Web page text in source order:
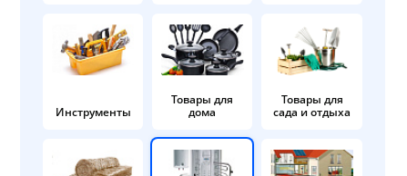
Инструменты
Товары для
дома
Товары для
сада и отдыха